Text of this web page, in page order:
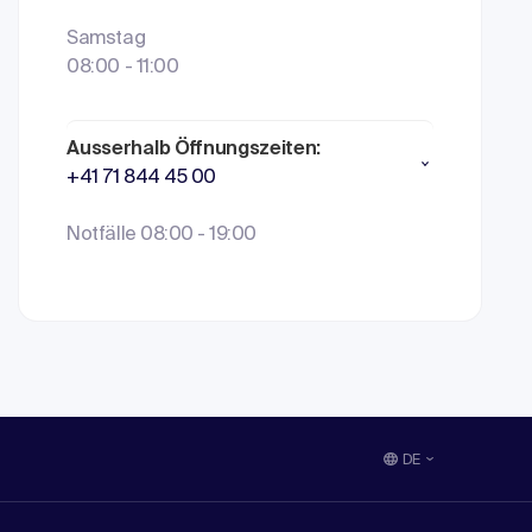
Samstag
08:00 - 11:00
Ausserhalb Öffnungszeiten:
+41 71 844 45 00
Notfälle 08:00 - 19:00
DE